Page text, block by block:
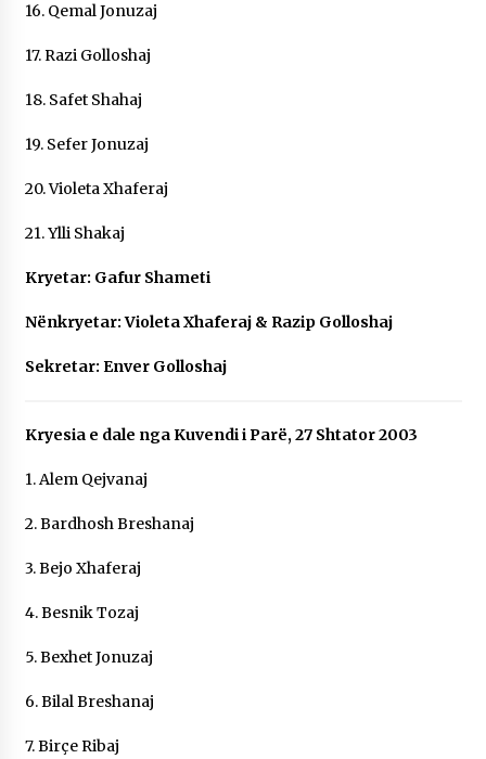
16. Qemal Jonuzaj
17. Razi Golloshaj
18. Safet Shahaj
19. Sefer Jonuzaj
20. Violeta Xhaferaj
21. Ylli Shakaj
Kryetar: Gafur Shameti
Nënkryetar: Violeta Xhaferaj & Razip Golloshaj
Sekretar: Enver Golloshaj
Kryesia e dale nga Kuvendi i Parë, 27 Shtator 2003
1. Alem Qejvanaj
2. Bardhosh Breshanaj
3. Bejo Xhaferaj
4. Besnik Tozaj
5. Bexhet Jonuzaj
6. Bilal Breshanaj
7. Birçe Ribaj